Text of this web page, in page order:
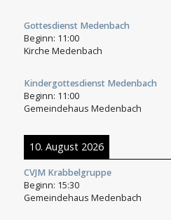
Gottesdienst Medenbach
Beginn: 11:00
Kirche Medenbach
Kindergottesdienst Medenbach
Beginn: 11:00
Gemeindehaus Medenbach
10. August 2026
CVJM Krabbelgruppe
Beginn: 15:30
Gemeindehaus Medenbach